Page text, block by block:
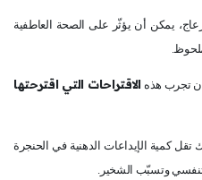
يمكن أن يؤثّر على الصحة العاطفية
تجرب هذه الاقتراحات التي اقترحتها
كمية الإيداعات الدهنية في الحنجرة
وتسبّب الشخير.